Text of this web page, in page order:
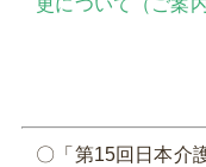
更について（ご案内
〇「第15回日本介